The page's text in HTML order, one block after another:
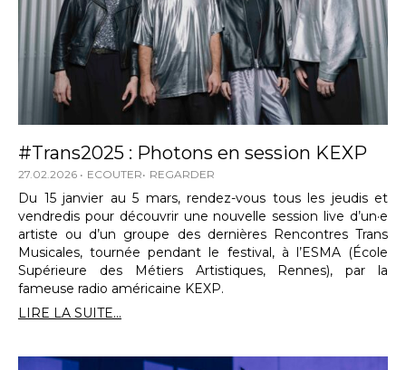
#Trans2025 : Photons en session KEXP
27.02.2026 ECOUTER REGARDER
Du 15 janvier au 5 mars, rendez-vous tous les jeudis et
vendredis pour découvrir une nouvelle session live d’un·e
artiste ou d’un groupe des dernières Rencontres Trans
Musicales, tournée pendant le festival, à l’ESMA (École
Supérieure des Métiers Artistiques, Rennes), par la
fameuse radio américaine KEXP.
LIRE LA SUITE...